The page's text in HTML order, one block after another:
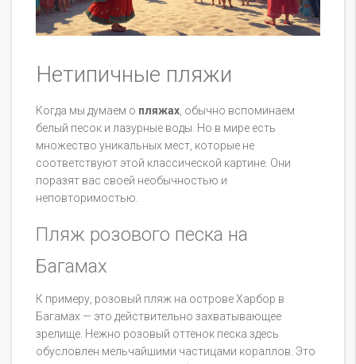
Нетипичные пляжи
Когда мы думаем о пляжах , обычно вспоминаем
белый песок и лазурные воды. Но в мире есть
множество уникальных мест, которые не
соответствуют этой классической картине. Они
поразят вас своей необычностью и
неповторимостью.
Пляж розового песка на
Багамах
К примеру, розовый пляж на острове Харбор в
Багамах — это действительно захватывающее
зрелище. Нежно розовый оттенок песка здесь
обусловлен мельчайшими частицами кораллов. Это